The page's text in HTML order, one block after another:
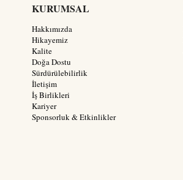
KURUMSAL
Hakkımızda
Hikayemiz
Kalite
Doğa Dostu
Sürdürülebilirlik
İletişim
İş Birlikleri
Kariyer
Sponsorluk & Etkinlikler